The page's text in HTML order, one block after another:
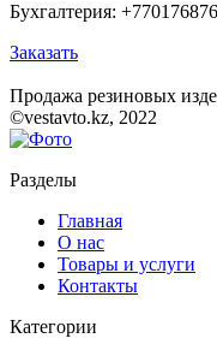
Бухгалтерия:
Заказать
Продажа резиновых
©vestavto.kz, 2022
Разделы
Главная
О нас
Товары и услуги
Контакты
Категории